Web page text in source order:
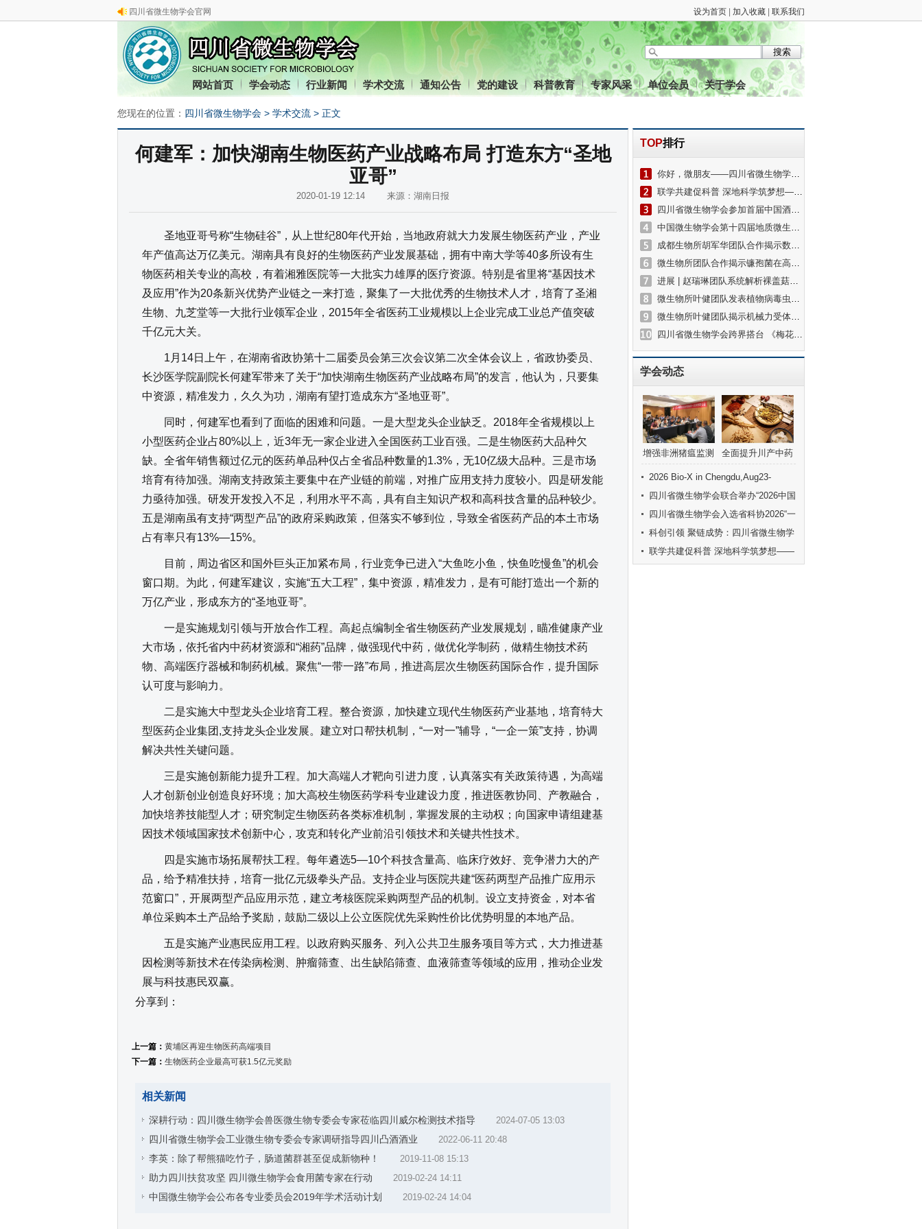
四川省微生物学会官网 设为首页 加入收藏 联系我们
网站首页 学会动态 行业新闻 学术交流 通知公告 党的建设 科普教育 专家风采 单位会员 关于学会
您现在的位置： 四川省微生物学会 > 学术交流 > 正文
何建军：加快湖南生物医药产业战略布局 打造东方“圣地
亚哥”
2020-01-19 12:14 来源：湖南日报
圣地亚哥号称“生物硅谷”，从上世纪80年代开始，当地政府就大力发展生物医药产业，产业
年产值高达万亿美元。湖南具有良好的生物医药产业发展基础，拥有中南大学等40多所设有生
物医药相关专业的高校，有着湘雅医院等一大批实力雄厚的医疗资源。特别是省里将“基因技术
及应用”作为20条新兴优势产业链之一来打造，聚集了一大批优秀的生物技术人才，培育了圣湘
生物、九芝堂等一大批行业领军企业，2015年全省医药工业规模以上企业完成工业总产值突破
千亿元大关。
1月14日上午，在湖南省政协第十二届委员会第三次会议第二次全体会议上，省政协委员、
长沙医学院副院长何建军带来了关于“加快湖南生物医药产业战略布局”的发言，他认为，只要集
中资源，精准发力，久久为功，湖南有望打造成东方“圣地亚哥”。
同时，何建军也看到了面临的困难和问题。一是大型龙头企业缺乏。2018年全省规模以上
小型医药企业占80%以上，近3年无一家企业进入全国医药工业百强。二是生物医药大品种欠
缺。全省年销售额过亿元的医药单品种仅占全省品种数量的1.3%，无10亿级大品种。三是市场
培育有待加强。湖南支持政策主要集中在产业链的前端，对推广应用支持力度较小。四是研发能
力亟待加强。研发开发投入不足，利用水平不高，具有自主知识产权和高科技含量的品种较少。
五是湖南虽有支持“两型产品”的政府采购政策，但落实不够到位，导致全省医药产品的本土市场
占有率只有13%—15%。
目前，周边省区和国外巨头正加紧布局，行业竞争已进入“大鱼吃小鱼，快鱼吃慢鱼”的机会
窗口期。为此，何建军建议，实施“五大工程”，集中资源，精准发力，是有可能打造出一个新的
万亿产业，形成东方的“圣地亚哥”。
一是实施规划引领与开放合作工程。高起点编制全省生物医药产业发展规划，瞄准健康产业
大市场，依托省内中药材资源和“湘药”品牌，做强现代中药，做优化学制药，做精生物技术药
物、高端医疗器械和制药机械。聚焦“一带一路”布局，推进高层次生物医药国际合作，提升国际
认可度与影响力。
二是实施大中型龙头企业培育工程。整合资源，加快建立现代生物医药产业基地，培育特大
型医药企业集团,支持龙头企业发展。建立对口帮扶机制，“一对一”辅导，“一企一策”支持，协调
解决共性关键问题。
三是实施创新能力提升工程。加大高端人才靶向引进力度，认真落实有关政策待遇，为高端
人才创新创业创造良好环境；加大高校生物医药学科专业建设力度，推进医教协同、产教融合，
加快培养技能型人才；研究制定生物医药各类标准机制，掌握发展的主动权；向国家申请组建基
因技术领域国家技术创新中心，攻克和转化产业前沿引领技术和关键共性技术。
四是实施市场拓展帮扶工程。每年遴选5—10个科技含量高、临床疗效好、竞争潜力大的产
品，给予精准扶持，培育一批亿元级拳头产品。支持企业与医院共建“医药两型产品推广应用示
范窗口”，开展两型产品应用示范，建立考核医院采购两型产品的机制。设立支持资金，对本省
单位采购本土产品给予奖励，鼓励二级以上公立医院优先采购性价比优势明显的本地产品。
五是实施产业惠民应用工程。以政府购买服务、列入公共卫生服务项目等方式，大力推进基
因检测等新技术在传染病检测、肿瘤筛查、出生缺陷筛查、血液筛查等领域的应用，推动企业发
展与科技惠民双赢。
分享到：
上一篇： 黄埔区再迎生物医药高端项目
下一篇： 生物医药企业最高可获1.5亿元奖励
相关新闻
深耕行动：四川微生物学会兽医微生物专委会专家莅临四川威尔检测技术指导 2024-07-05 13:03
四川省微生物学会工业微生物专委会专家调研指导四川凸酒酒业 2022-06-11 20:48
李英：除了帮熊猫吃竹子，肠道菌群甚至促成新物种！ 2019-11-08 15:13
助力四川扶贫攻坚 四川微生物学会食用菌专家在行动 2019-02-24 14:11
中国微生物学会公布各专业委员会2019年学术活动计划 2019-02-24 14:04
TOP排行
你好，微朋友——四川省微生物学会携手四川师范大学成功举办科普开放日活动
联学共建促科普 深地科学筑梦想——四川省微生物学会专家科普讲座走进西昌怀远学校
四川省微生物学会参加首届中国酒业产教融合高质量发展大会
中国微生物学会第十四届地质微生物学学术研讨会拟于4 月在兰州召开
成都生物所胡军华团队合作揭示数据提质助力中国生物多样性保护再续佳绩
微生物所团队合作揭示镰孢菌在高原农田生态系统的分布格局并定名描述“墨脱镰孢”等藏南新种
进展 | 赵瑞琳团队系统解析裸盖菇素生物合成基因簇的起源与演化机制
微生物所叶健团队发表植物病毒虫媒传播评述文章
微生物所叶健团队揭示机械力受体PIEZO1介导的植物力学抗虫免疫新机制
四川省微生物学会跨界搭台 《梅花新韵》，奏响科艺融合新乐章
学会动态
增强非洲猪瘟监测
预警防控能力学术
研讨会在成都召开
全面提升川产中药
材市场竞争力
2026 Bio-X in Chengdu,Aug23-
27,2026
四川省微生物学会联合举办“2026中国
畜产品加工研究会新资源食品研讨会”
四川省微生物学会入选省科协2026“一
流科技社团培育项目”
科创引领 聚链成势：四川省微生物学
会副秘书长，中国科学院成都生物研
联学共建促科普 深地科学筑梦想——